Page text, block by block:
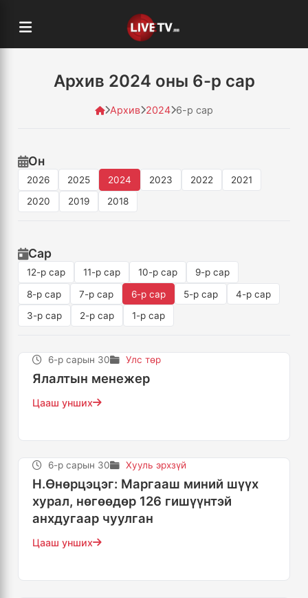
Архив 2024 оны 6-р сар
Архив 2024 6-р сар
Он
2026 2025 2024 2023 2022
2021
2020
2019 2018
Сар
12-р сар 11-р сар 10-р сар
9-р сар
8-р сар
7-р сар 6-р сар 5-р сар
4-р сар
3-р сар
2-р сар 1-р сар
6-р сарын 30 Улс төр
Ялалтын менежер
Цааш унших
6-р сарын 30 Хууль эрхзүй
Н.Өнөрцэцэг: Маргааш миний шүүх
хурал, нөгөөдөр 126 гишүүнтэй
анхдугаар чуулган
Цааш унших